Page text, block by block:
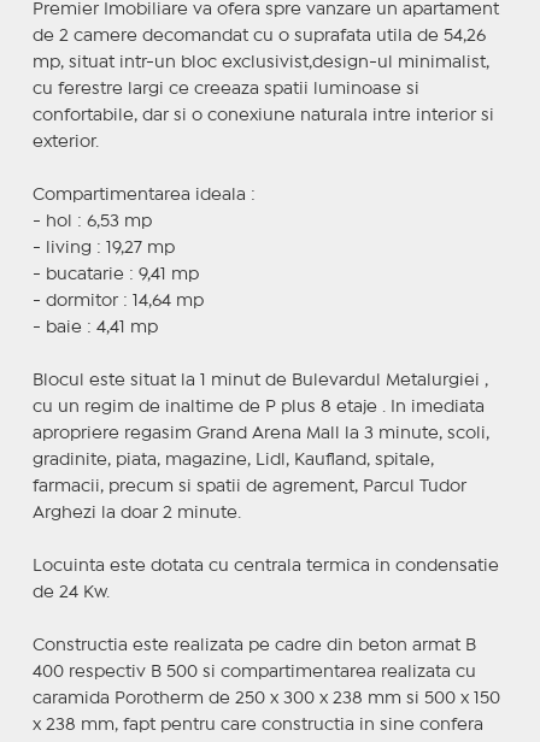
Premier Imobiliare va ofera spre vanzare un apartament
de 2 camere decomandat cu o suprafata utila de 54,26
mp, situat intr-un bloc exclusivist,design-ul minimalist,
cu ferestre largi ce creeaza spatii luminoase si
confortabile, dar si o conexiune naturala intre interior si
exterior.
Compartimentarea ideala :
- hol : 6,53 mp
- living : 19,27 mp
- bucatarie : 9,41 mp
- dormitor : 14,64 mp
- baie : 4,41 mp
Blocul este situat la 1 minut de Bulevardul Metalurgiei ,
cu un regim de inaltime de P plus 8 etaje . In imediata
apropriere regasim Grand Arena Mall la 3 minute, scoli,
gradinite, piata, magazine, Lidl, Kaufland, spitale,
farmacii, precum si spatii de agrement, Parcul Tudor
Arghezi la doar 2 minute.
Locuinta este dotata cu centrala termica in condensatie
de 24 Kw.
Constructia este realizata pe cadre din beton armat B
400 respectiv B 500 si compartimentarea realizata cu
caramida Porotherm de 250 x 300 x 238 mm si 500 x 150
x 238 mm, fapt pentru care constructia in sine confera